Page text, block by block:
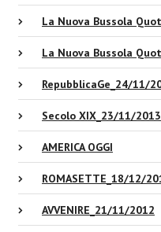
La Nuova Bussola
La Nuova Bussola
RepubblicaGe_24/11/
Secolo XIX_23/11/2013
AMERICA OGGI
ROMASETTE_18/12/
AVVENIRE_21/11/2012